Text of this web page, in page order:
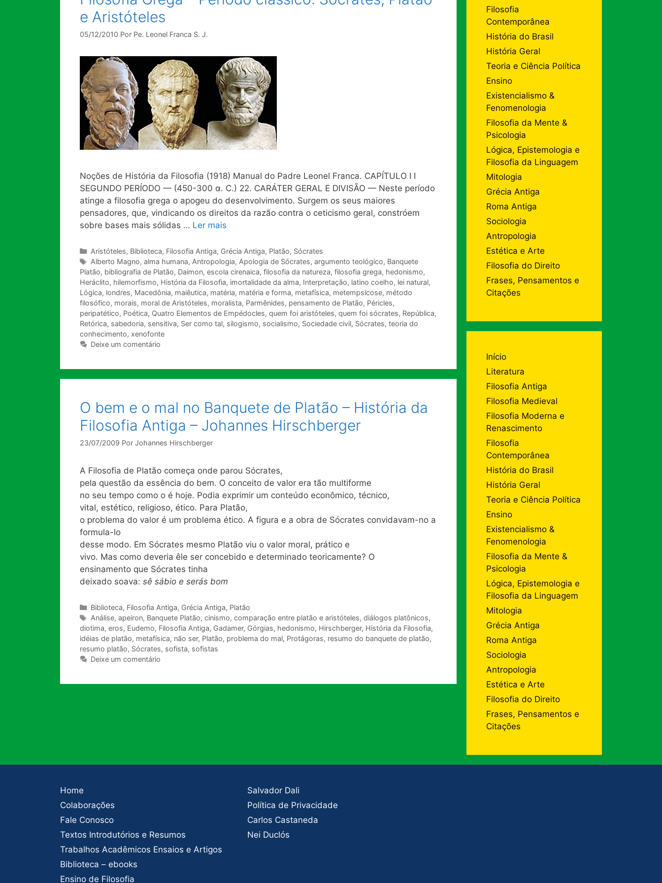
e Aristóteles
05/12/2010 Por Pe. Leonel Franca S. J.
Noções de História da Filosofia (1918) Manual do Padre Leonel Franca. CAPÍTULO I I
SEGUNDO PERÍODO — (450-300 α. C.) 22. CARÁTER GERAL Ε DIVISÃO — Neste período
atinge a filosofia grega o apogeu do desenvolvimento. Surgem os seus maiores
pensadores, que, vindicando os direitos da razão contra o ceticismo geral, constróem
sobre bases mais sólidas … Ler mais
Categorias
Aristóteles, Biblioteca, Filosofia Antiga, Grécia Antiga, Platão, Sócrates
Tags
Alberto Magno, alma humana, Antropologia, Apologia de Sócrates, argumento teológico, Banquete
Platão, bibliografia de Platão, Daimon, escola cirenaica, filosofia da natureza, filosofia grega, hedonismo,
Heráclito, hilemorfismo, História da Filosofia, imortalidade da alma, Interpretação, latino coelho, lei natural,
Lógica, londres, Macedônia, maiêutica, matéria, matéria e forma, metafísica, metempsicose, método
filosófico, morais, moral de Aristóteles, moralista, Parmênides, pensamento de Platão, Péricles,
peripatético, Poética, Quatro Elementos de Empédocles, quem foi aristóteles, quem foi sócrates, República,
Retórica, sabedoria, sensitiva, Ser como tal, silogismo, socialismo, Sociedade civil, Sócrates, teoria do
conhecimento, xenofonte
Deixe um comentário
O bem e o mal no Banquete de Platão – História da
Filosofia Antiga – Johannes Hirschberger
23/07/2009 Por Johannes Hirschberger
A Filosofia de Platão começa onde parou Sócrates,
pela questão da essência do bem. O conceito de valor era tão multiforme
no seu tempo como o é hoje. Podia exprimir um conteúdo econômico, técnico,
vital, estético, religioso, ético. Para Platão,
o problema do valor é um problema ético. A figura e a obra de Sócrates convidavam-no a
formula-lo
desse modo. Em Sócrates mesmo Platão viu o valor moral, prático e
vivo. Mas como deveria êle ser concebido e determinado teoricamente? O
ensinamento que Sócrates tinha
deixado soava: sê sábio e serás bom
Categorias
Biblioteca, Filosofia Antiga, Grécia Antiga, Platão
Tags
Análise, apeiron, Banquete Platão, cinismo, comparação entre platão e aristóteles, diálogos platônicos,
diotima, eros, Eudemo, Filosofia Antiga, Gadamer, Górgias, hedonismo, Hirschberger, História da Filosofia,
idéias de platão, metafísica, não ser, Platão, problema do mal, Protágoras, resumo do banquete de platão,
resumo platão, Sócrates, sofista, sofistas
Deixe um comentário
Filosofia
Contemporânea
História do Brasil
História Geral
Teoria e Ciência Política
Ensino
Existencialismo &
Fenomenologia
Filosofia da Mente &
Psicologia
Lógica, Epistemologia e
Filosofia da Linguagem
Mitologia
Grécia Antiga
Roma Antiga
Sociologia
Antropologia
Estética e Arte
Filosofia do Direito
Frases, Pensamentos e
Citações
Início
Literatura
Filosofia Antiga
Filosofia Medieval
Filosofia Moderna e
Renascimento
Filosofia
Contemporânea
História do Brasil
História Geral
Teoria e Ciência Política
Ensino
Existencialismo &
Fenomenologia
Filosofia da Mente &
Psicologia
Lógica, Epistemologia e
Filosofia da Linguagem
Mitologia
Grécia Antiga
Roma Antiga
Sociologia
Antropologia
Estética e Arte
Filosofia do Direito
Frases, Pensamentos e
Citações
Home
Colaborações
Fale Conosco
Textos Introdutórios e Resumos
Trabalhos Acadêmicos Ensaios e Artigos
Biblioteca – ebooks
Ensino de Filosofia
Salvador Dali
Política de Privacidade
Carlos Castaneda
Nei Duclós